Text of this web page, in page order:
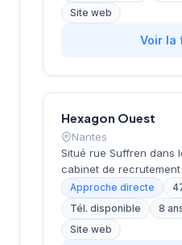
l'agglomération lui
efficacement les
leurs recrutements.
5.
Site web
Voir la
Hexagon Ouest
Nantes
Situé rue Suffren dans
cabinet de
activités de conseil en
auprès d'entreprises
Sous la direction de
accompagne les
Approche directe
Tél. disponible
8
Site web